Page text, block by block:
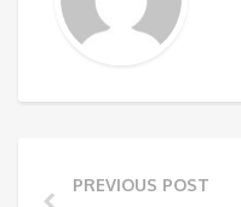
PREVIOUS POST